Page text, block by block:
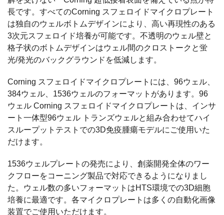
長です。すべてのCorning スフェロイドマイクロプレート
は独自のウェルボトムデザインにより、高い再現性のある
3次元スフェロイド培養が可能です。不透明のウェル壁と
格子状のボトムデザインはウェル間のクロストークと蛍
光/発光のバックグラウンドを低減します。
Corning スフェロイドマイクロプレートには、96ウェル、
384ウェル、1536ウェルのフォーマットがあります。96
ウェル Corning スフェロイドマイクロプレートは、インサ
ート一体型96ウェル トランズウェルと組み合わせてハイ
スループットテストでの3D免疫腫瘍モデルにご使用いた
だけます。
1536ウェルプレートの発売により、創薬開発全体のワー
クフローをコーニング製品で対応できるようになりまし
た。ウェル数の多いフォーマットはHTS環境での3D細胞
培養に最適です。各マイクロプレートは多くの自動化画像
装置でご使用いただけます。